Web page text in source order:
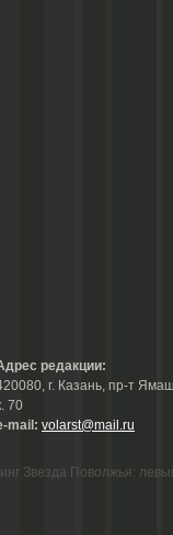
редакции:
г. Казань, пр-т
70
mail: volarst@mail.ru